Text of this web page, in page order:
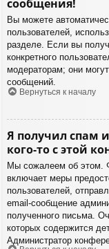
сообщения!
Вы можете
пользователей,
разделе. Если вы
конкретного
модераторам; они
сообщений.
Вернуться к началу
Я получил спам
кого-то с этой
Мы сожалеем об этом.
включает меры
пользователей,
email-сообщение
полученного письма.
которых содержится
Администратор